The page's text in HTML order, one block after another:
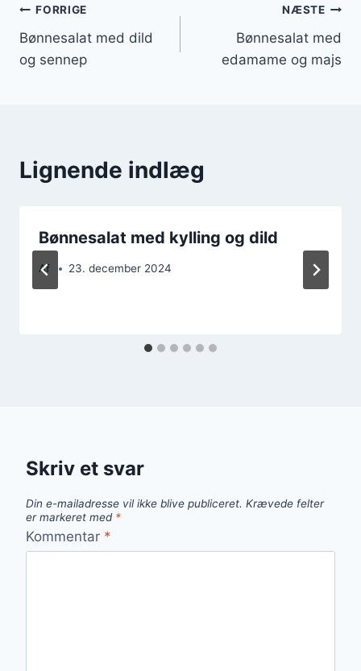
Indlægsnavigation
FORRIGE
Bønnesalat med dild
og sennep
NÆSTE
Bønnesalat med
edamame og majs
Lignende indlæg
Bønnesalat med kylling og dild
Af 23. december 2024
Skriv et svar
Din e-mailadresse vil ikke blive publiceret. Krævede felter
er markeret med *
Kommentar *